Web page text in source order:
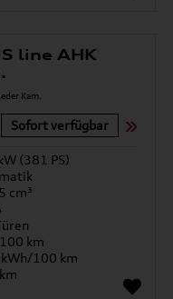
line AHK
Sofort verfügbar
(381 PS)
cm³
km
100 km